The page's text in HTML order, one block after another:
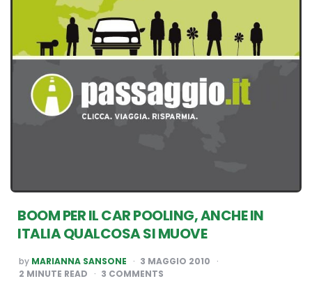
BOOM PER IL CAR POOLING, ANCHE IN
ITALIA QUALCOSA SI MUOVE
POSTED
BY
by MARIANNA SANSONE
3 MAGGIO 2010
2 MINUTE READ 3 COMMENTS